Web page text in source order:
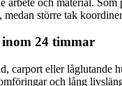
större tak
24 timmar
carport eller
och lång